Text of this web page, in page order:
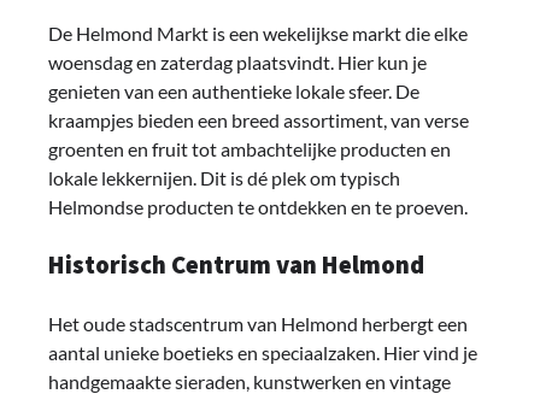
De Helmond Markt is een wekelijkse markt die elke
woensdag en zaterdag plaatsvindt. Hier kun je
genieten van een authentieke lokale sfeer. De
kraampjes bieden een breed assortiment, van verse
groenten en fruit tot ambachtelijke producten en
lokale lekkernijen. Dit is dé plek om typisch
Helmondse producten te ontdekken en te proeven.
Historisch Centrum van Helmond
Het oude stadscentrum van Helmond herbergt een
aantal unieke boetieks en speciaalzaken. Hier vind je
handgemaakte sieraden, kunstwerken en vintage